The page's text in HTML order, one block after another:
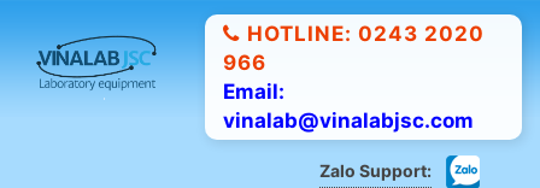
HOTLINE: 0243 2020
966
Email:
vinalab@vinalabjsc.com
Zalo Support: